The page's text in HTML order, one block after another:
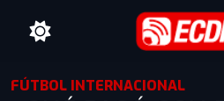
FÚTBOL INTERNACIONAL